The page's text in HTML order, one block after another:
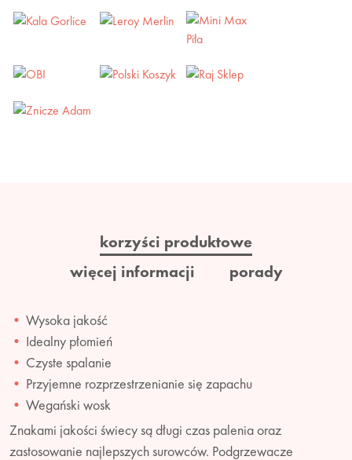
korzyści produktowe
więcej informacji
porady
Wysoka jakość
Idealny płomień
Czyste spalanie
Przyjemne rozprzestrzenianie się zapachu
Wegański wosk
Znakami jakości świecy są długi czas palenia oraz
zastosowanie najlepszych surowców. Podgrzewacze